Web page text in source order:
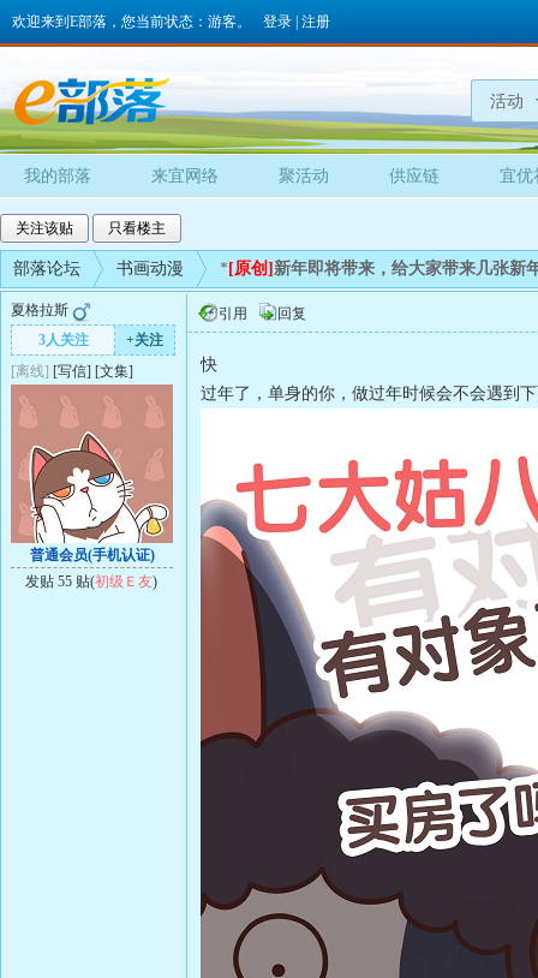
欢迎来到E部落，您当前状态：游客。 登录 注册
活动
我的部落 来宜网络 聚活动 供应链 宜优
关注该贴 只看楼主
部落论坛 书画动漫 * [原创] 新年即将带来，给大家带来几张新
夏格拉斯
3人关注
+关注
[离线] [写信] [文集]
普通会员(手机认证)
发贴 55 贴(初级Ｅ友)
引用 回复
快
过年了，单身的你，做过年时候会不会遇到